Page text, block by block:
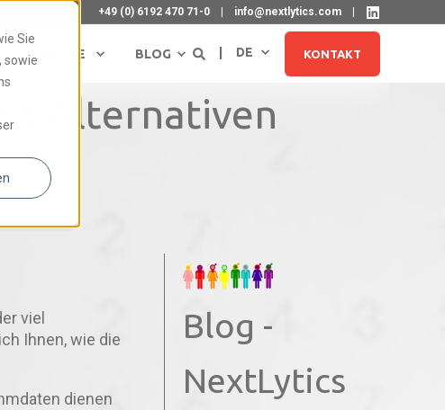
Sie
sowie
+49 (0) 6192 470 71-0 info@nextlytics.com
KARRIERE BLOG DE KONTAKT
NEWSLETTER ABONNIEREN
Alternativen
viel
Ihnen, wie die
dienen
Blog -
NextLytics